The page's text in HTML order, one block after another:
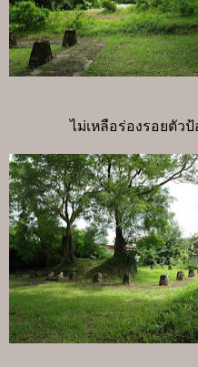
ไม่เหลือร่องรอยตัว